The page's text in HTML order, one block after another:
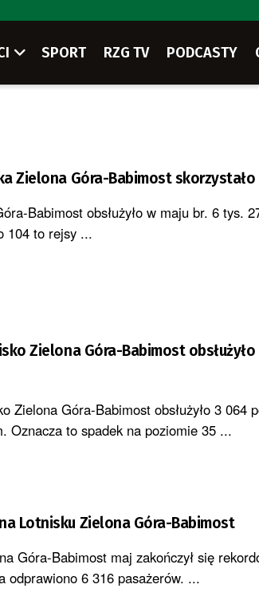
SPORT RZG TV PODCASTY
Zielona Góra-Babimost
Babimost obsłużyło w maju br. 6 tys.
104 to rejsy ...
Zielona Góra-Babimost
Zielona Góra-Babimost obsłużyło 3 064
Oznacza to spadek na poziomie 35 ...
Lotnisku Zielona Góra-Babimost
Góra-Babimost maj zakończył się
odprawiono 6 316 pasażerów. ...